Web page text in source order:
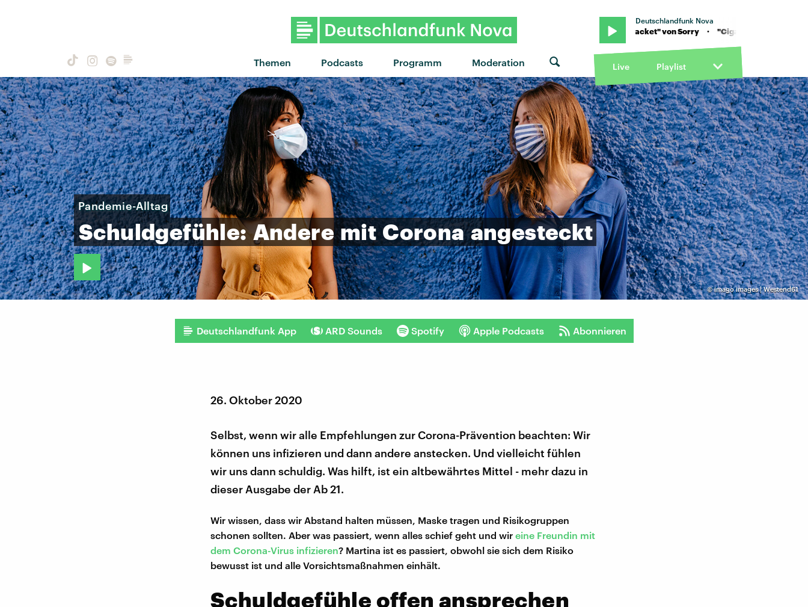
Themen Podcasts Programm Moderation
Deutschlandfunk Nova
"Cigarette packet" von Sorry · "Cigarette packet" von Sorry · "Cigarette packet" von Sorry
Live Playlist
©imago images | Westend61
Pandemie-Alltag
Schuldgefühle: Andere mit Corona angesteckt
Deutschlandfunk App ARD Sounds Spotify Apple Podcasts Abonnieren
26. Oktober 2020
Selbst, wenn wir alle Empfehlungen zur Corona-Prävention beachten: Wir
können uns infizieren und dann andere anstecken. Und vielleicht fühlen
wir uns dann schuldig. Was hilft, ist ein altbewährtes Mittel - mehr dazu in
dieser Ausgabe der Ab 21.
Wir wissen, dass wir Abstand halten müssen, Maske tragen und Risikogruppen
schonen sollten. Aber was passiert, wenn alles schief geht und wir eine Freundin mit
dem Corona-Virus infizieren? Martina ist es passiert, obwohl sie sich dem Risiko
bewusst ist und alle Vorsichtsmaßnahmen einhält.
Schuldgefühle offen ansprechen